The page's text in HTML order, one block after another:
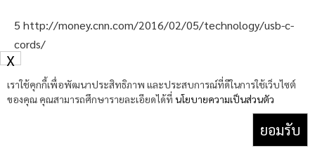
5 http://money.cnn.com/2016/02/05/technology/usb-c-
cords/
belkin USB-C
เราใช้คุกกี้เพื่อพัฒนาประสิทธิภาพ และประสบการณ์ที่ดีในการใช้เว็บไซต์
ของคุณ คุณสามารถศึกษารายละเอียดได้ที่ นโยบายความเป็นส่วนตัว
ยอมรับ
X